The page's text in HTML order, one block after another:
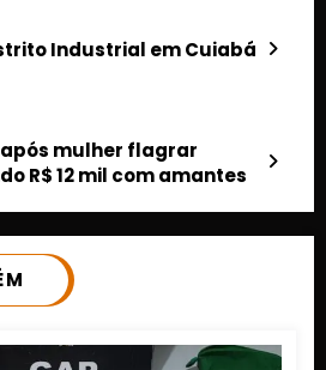
Industrial em Cuiabá
após mulher flagrar
R$ 12 mil com amantes